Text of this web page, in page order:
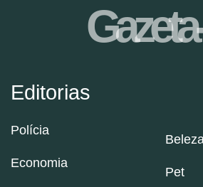
Editorias
Polícia
Economia
Beleza
Pet